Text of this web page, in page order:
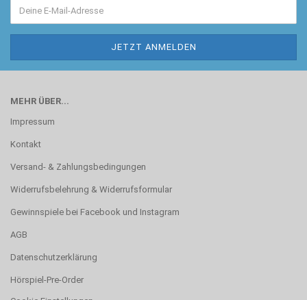
MEHR ÜBER...
Impressum
Kontakt
Versand- & Zahlungsbedingungen
Widerrufsbelehrung & Widerrufsformular
Gewinnspiele bei Facebook und Instagram
AGB
Datenschutzerklärung
Hörspiel-Pre-Order